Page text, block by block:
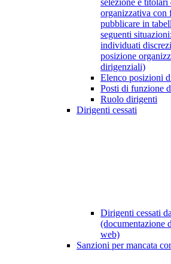
selezione e
organizzativa con
pubblicare in
seguenti
individuati
posizione
dirigenziali)
Elenco posizioni
Posti di funzione
Ruolo dirigenti
Dirigenti cessati
Dirigenti cessati
(documentazione
web)
Sanzioni per mancata